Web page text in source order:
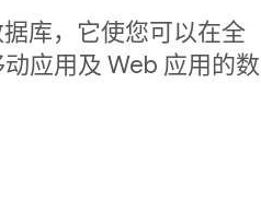
库，它使您可以在全
应用及 Web 应用的数